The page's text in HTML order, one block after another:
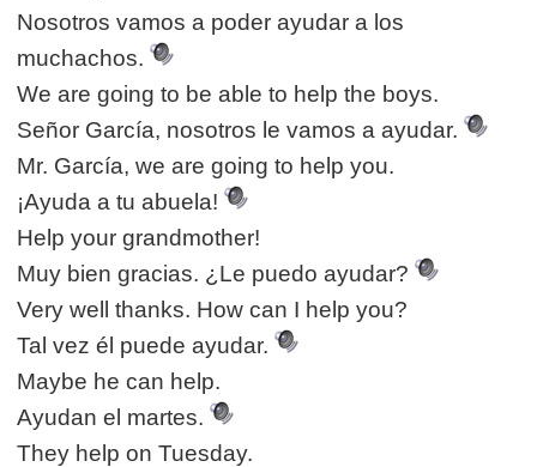
Nosotros vamos a poder ayudar a los
muchachos.
We are going to be able to help the boys.
Señor García, nosotros le vamos a ayudar.
Mr. García, we are going to help you.
¡Ayuda a tu abuela!
Help your grandmother!
Muy bien gracias. ¿Le puedo ayudar?
Very well thanks. How can I help you?
Tal vez él puede ayudar.
Maybe he can help.
Ayudan el martes.
They help on Tuesday.